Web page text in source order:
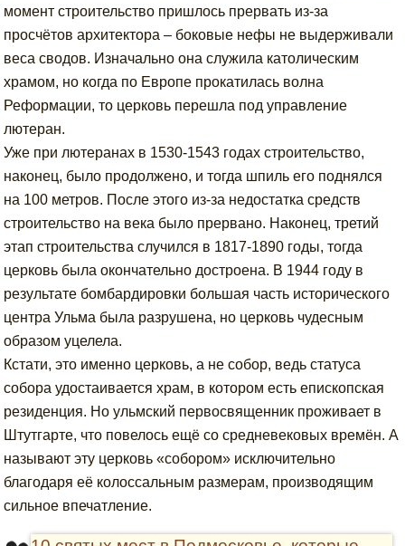
момент строительство пришлось прервать из-за
просчётов архитектора – боковые нефы не выдерживали
веса сводов. Изначально она служила католическим
храмом, но когда по Европе прокатилась волна
Реформации, то церковь перешла под управление
лютеран.
Уже при лютеранах в 1530-1543 годах строительство,
наконец, было продолжено, и тогда шпиль его поднялся
на 100 метров. После этого из-за недостатка средств
строительство на века было прервано. Наконец, третий
этап строительства случился в 1817-1890 годы, тогда
церковь была окончательно достроена. В 1944 году в
результате бомбардировки большая часть исторического
центра Ульма была разрушена, но церковь чудесным
образом уцелела.
Кстати, это именно церковь, а не собор, ведь статуса
собора удостаивается храм, в котором есть епископская
резиденция. Но ульмский первосвященник проживает в
Штутгарте, что повелось ещё со средневековых времён. А
называют эту церковь «собором» исключительно
благодаря её колоссальным размерам, производящим
сильное впечатление.